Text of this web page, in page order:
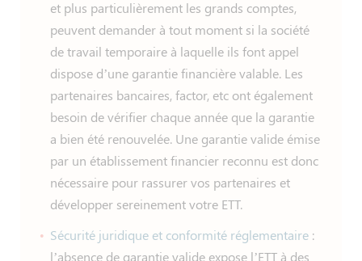
et plus particulièrement les grands comptes,
peuvent demander à tout moment si la société
de travail temporaire à laquelle ils font appel
dispose d’une garantie financière valable. Les
partenaires bancaires, factor, etc ont également
besoin de vérifier chaque année que la garantie
a bien été renouvelée. Une garantie valide émise
par un établissement financier reconnu est donc
nécessaire pour rassurer vos partenaires et
développer sereinement votre ETT.
Sécurité juridique et conformité réglementaire:
l’absence de garantie valide expose l’ETT à des